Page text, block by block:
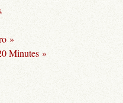
»
Minutes »